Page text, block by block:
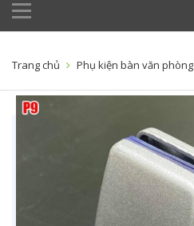
Trang chủ Phụ kiện bàn văn phòng